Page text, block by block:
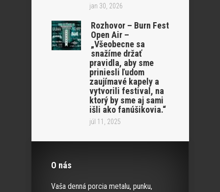
jan 30, 2026
Rozhovor – Burn Fest
Open Air –
„Všeobecne sa
snažíme držať
pravidla, aby sme
priniesli ľudom
zaujímavé kapely a
vytvorili festival, na
ktorý by sme aj sami
išli ako fanúšikovia.“
júl 11, 2025
O nás
Vaša denná porcia metalu, punku,